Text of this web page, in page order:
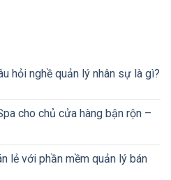
hỏi nghề quản lý nhân sự là gì?
cho chủ cửa hàng bận rộn –
lẻ với phần mềm quản lý bán